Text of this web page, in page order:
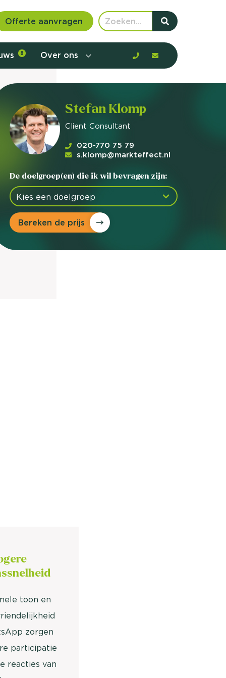
Offerte aanvragen
communicatie en aanbod door de
de barrières en gedrag in kaart te
hoe?
8 Over ons
toon en
zorgen
participatie
reacties van
Stefan Klomp
Client Consultant
020-770 75 79
s.klomp@markteffect.nl
De doelgroep(en) die ik wil bevragen zijn:
Bereken de prijs